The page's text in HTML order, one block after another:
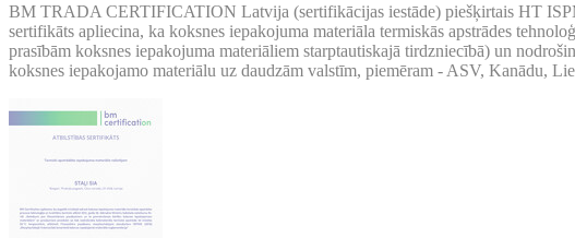
BM TRADA CERTIFICATION Latvija (sertifikācijas iestāde) piešķirtais HT
sertifikāts apliecina, ka koksnes iepakojuma materiāla termiskās apstrādes
prasībām koksnes iepakojuma materiāliem starptautiskajā tirdzniecībā) un
koksnes iepakojamo materiālu uz daudzām valstīm, piemēram - ASV, Kanādu,